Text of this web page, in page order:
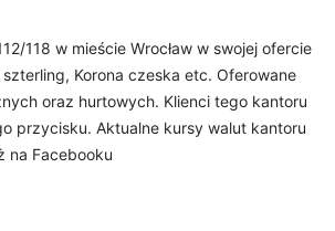
118 w mieście Wrocław w swojej ofercie
Korona czeska etc. Oferowane
oraz hurtowych. Klienci tego kantoru
przycisku. Aktualne kursy walut kantoru
na Facebooku